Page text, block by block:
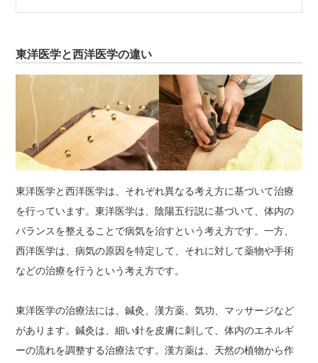
東洋医学と西洋医学の違い
東洋医学と西洋医学は、それぞれ異なる考え方に基づいて治療
を行っています。東洋医学は、陰陽五行説に基づいて、体内の
バランスを整えることで病気を治すという考え方です。一方、
西洋医学は、病気の原因を特定して、それに対して薬物や手術
などの治療を行うという考え方です。
東洋医学の治療法には、鍼灸、漢方薬、気功、マッサージなど
があります。鍼灸は、細い針を皮膚に刺して、体内のエネルギ
ーの流れを調整する治療法です。漢方薬は、天然の植物から作